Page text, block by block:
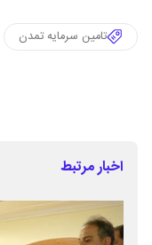
تامین سرمایه تمدن
اخبار مرتبط